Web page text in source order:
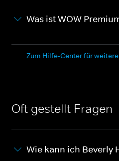
Was ist WOW
Zum Hilfe-Center für
Oft gestellt Fragen
Wie kann ich Beverly